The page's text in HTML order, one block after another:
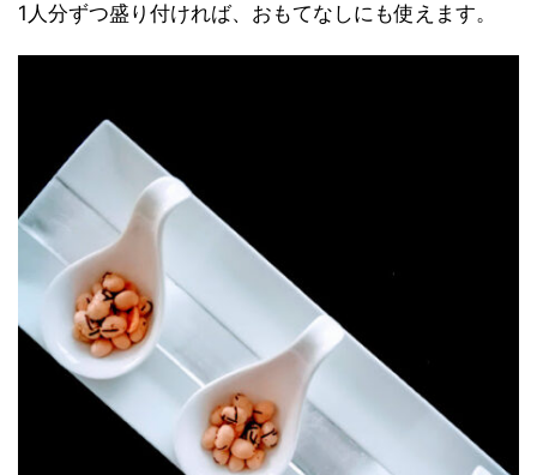
1人分ずつ盛り付ければ、おもてなしにも使えます。